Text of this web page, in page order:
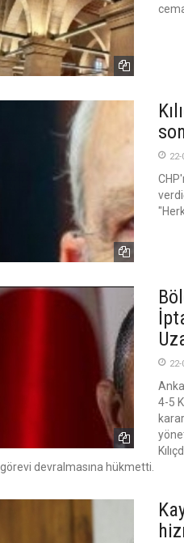
22-
22-
4-5
devralmasına hükmetti.